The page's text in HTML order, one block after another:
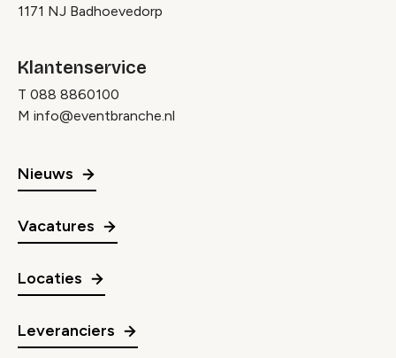
1171 NJ Badhoevedorp
Klantenservice
T 088 8860100
M info@eventbranche.nl
Nieuws
Vacatures
Locaties
Leveranciers